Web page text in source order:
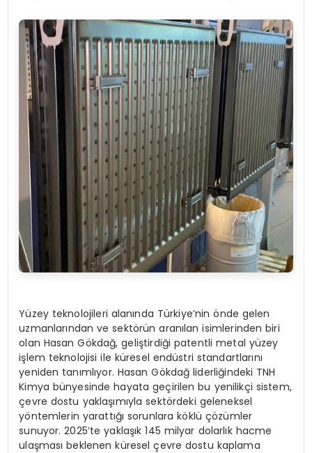
Yüzey teknolojileri alanında Türkiye’nin önde gelen
uzmanlarından ve sektörün aranılan isimlerinden biri
olan Hasan Gökdağ, geliştirdiği patentli metal yüzey
işlem teknolojisi ile küresel endüstri standartlarını
yeniden tanımlıyor. Hasan Gökdağ liderliğindeki TNH
Kimya bünyesinde hayata geçirilen bu yenilikçi sistem,
çevre dostu yaklaşımıyla sektördeki geleneksel
yöntemlerin yarattığı sorunlara köklü çözümler
sunuyor. 2025’te yaklaşık 145 milyar dolarlık hacme
ulaşması beklenen küresel çevre dostu kaplama